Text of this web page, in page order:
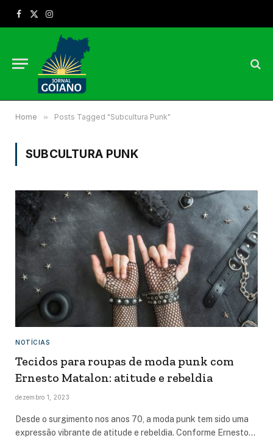
Facebook
X
Instagram
Home » Posts Tagged "Subcultura Punk"
SUBCULTURA PUNK
NOTÍCIAS
Tecidos para roupas de moda punk com
Ernesto Matalon: atitude e rebeldia
dezembro 1, 2023
Desde o surgimento nos anos 70, a moda punk tem sido uma
expressão vibrante de atitude e rebeldia. Conforme Ernesto…